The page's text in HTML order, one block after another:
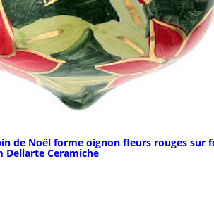
de Noël forme oignon fleurs rouges sur
Dellarte Ceramiche